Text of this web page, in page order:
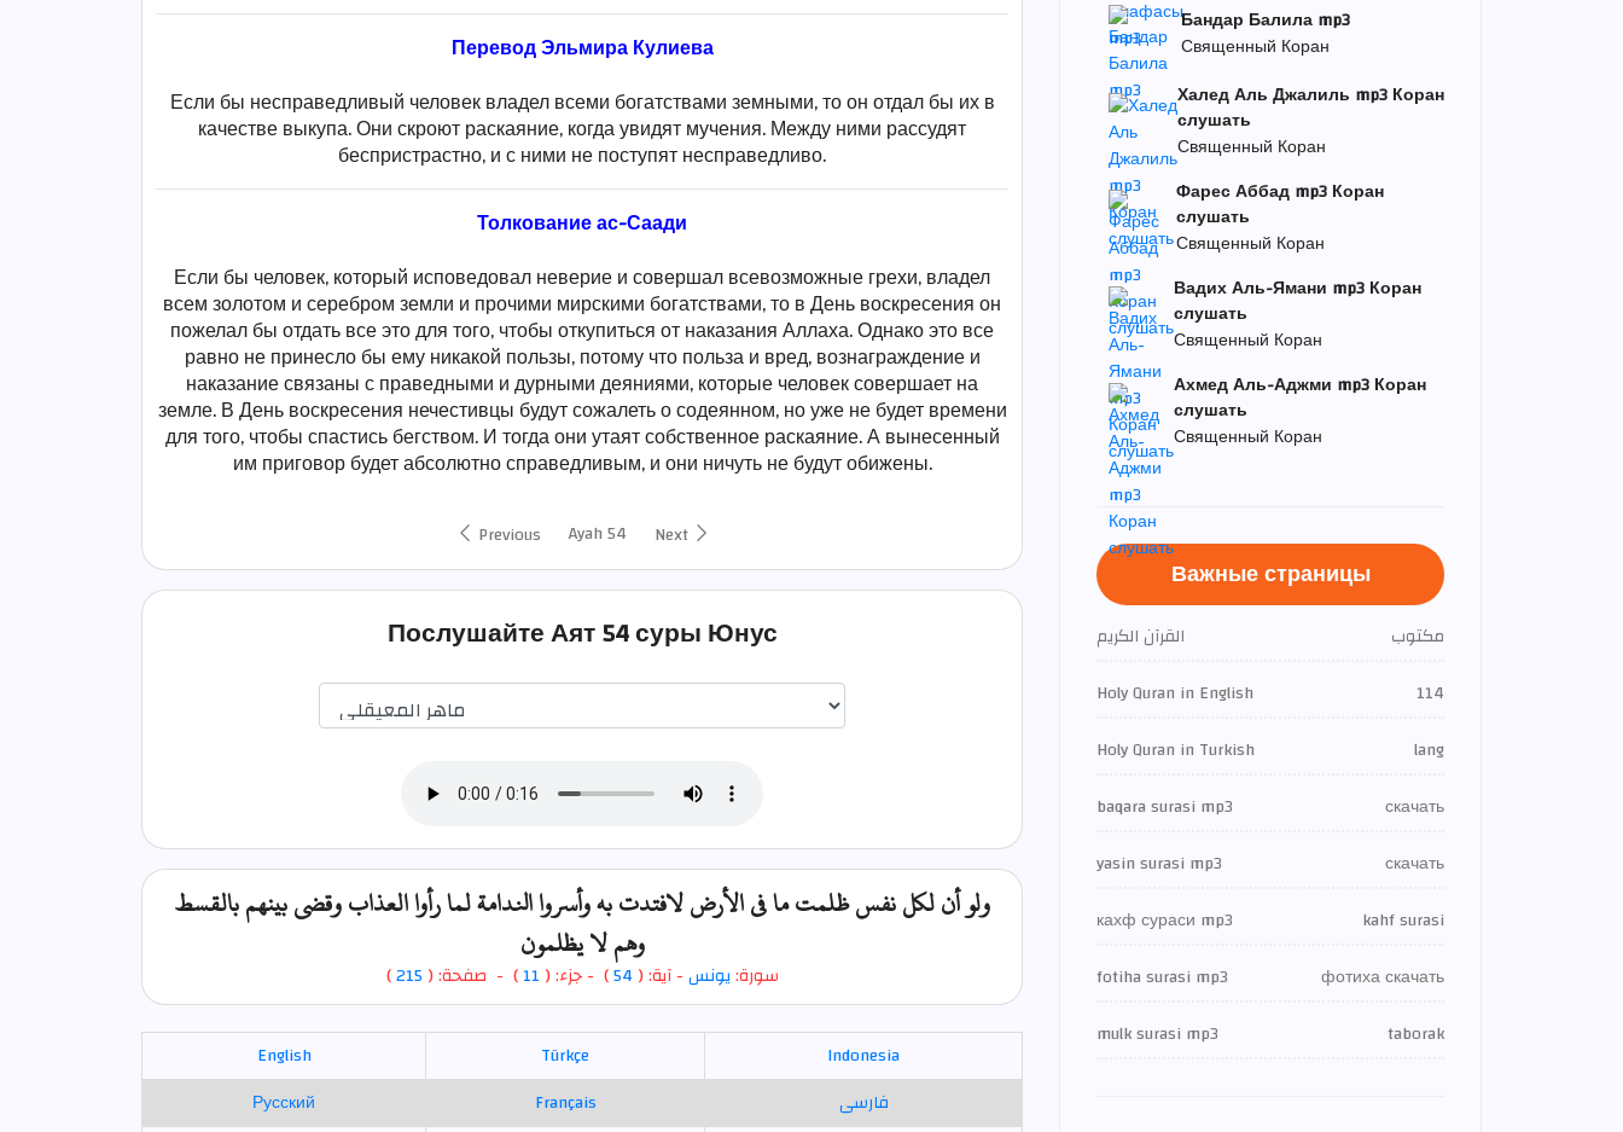
Перевод Эльмира Кулиева
Если бы несправедливый человек владел всеми богатствами земными, то он отдал бы их в
качестве выкупа. Они скроют раскаяние, когда увидят мучения. Между ними рассудят
беспристрастно, и с ними не поступят несправедливо.
Толкование ас-Саади
Если бы человек, который исповедовал неверие и совершал всевозможные грехи, владел
всем золотом и серебром земли и прочими мирскими богатствами, то в День воскресения он
пожелал бы отдать все это для того, чтобы откупиться от наказания Аллаха. Однако это все
равно не принесло бы ему никакой пользы, потому что польза и вред, вознаграждение и
наказание связаны с праведными и дурными деяниями, которые человек совершает на
земле. В День воскресения нечестивцы будут сожалеть о содеянном, но уже не будет времени
для того, чтобы спастись бегством. И тогда они утаят собственное раскаяние. А вынесенный
им приговор будет абсолютно справедливым, и они ничуть не будут обижены.
Previous Ayah 54 Next
Послушайте Аят 54 суры Юнус
اختيار قارئ الآية
ولو أن لكل نفس ظلمت ما في الأرض لافتدت به وأسروا الندامة لما رأوا العذاب وقضي بينهم بالقسط
وهم لا يظلمون
سورة:يونس- آية: ( 54
) - جزء: ( 11) - صفحة: ( 215
)
English Türkçe
Indonesia
Русский
Français
فارسی
Бандар Балила mp3
Священный Коран
Халед Аль Джалиль mp3 Коран
слушать
Священный Коран
Фарес Аббад mp3 Коран
слушать
Священный Коран
Вадих Аль-Ямани mp3 Коран
слушать
Священный Коран
Ахмед Аль-Аджми mp3 Коран
слушать
Священный Коран
Важные страницы
القرآن الكريم
مكتوب
Holy Quran in English
114
Holy Quran in Turkish
lang
baqara surasi mp3
скачать
yasin surasi mp3
скачать
кахф сураси mp3
kahf surasi
fotiha surasi mp3
фотиха скачать
mulk surasi mp3
taborak